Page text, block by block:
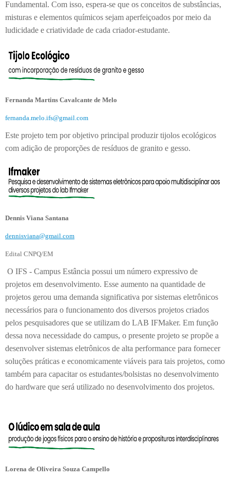
Fundamental. Com isso, espera-se que os conceitos de substâncias,
misturas e elementos químicos sejam aperfeiçoados por meio da
ludicidade e criatividade de cada criador-estudante.
Fernanda Martins Cavalcante de Melo
fernanda.melo.ifs@gmail.com
Este projeto tem por objetivo principal produzir tijolos ecológicos
com adição de proporções de resíduos de granito e gesso.
Dennis Viana Santana
dennisviana@gmail.com
Edital CNPQ/EM
O IFS - Campus Estância possui um número expressivo de
projetos em desenvolvimento. Esse aumento na quantidade de
projetos gerou uma demanda significativa por sistemas eletrônicos
necessários para o funcionamento dos diversos projetos criados
pelos pesquisadores que se utilizam do LAB IFMaker. Em função
dessa nova necessidade do campus, o presente projeto se propõe a
desenvolver sistemas eletrônicos de alta performance para fornecer
soluções práticas e economicamente viáveis para tais projetos, como
também para capacitar os estudantes/bolsistas no desenvolvimento
do hardware que será utilizado no desenvolvimento dos projetos.
Lorena de Oliveira Souza Campello